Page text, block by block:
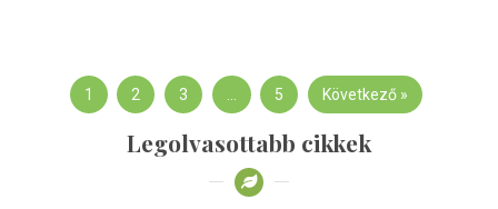
1 2 3 … 5 Következő »
Legolvasottabb cikkek